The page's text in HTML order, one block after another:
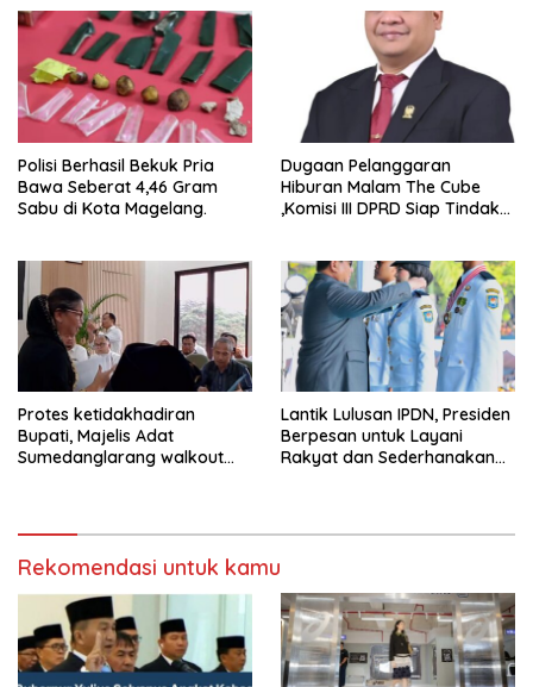
Polisi Berhasil Bekuk Pria
Bawa Seberat 4,46 Gram
Sabu di Kota Magelang.
Dugaan Pelanggaran
Hiburan Malam The Cube
,Komisi III DPRD Siap Tindak
Protes ketidakhadiran
Bupati, Majelis Adat
Sumedanglarang walkout
Lantik Lulusan IPDN, Presiden
Berpesan untuk Layani
Rakyat dan Sederhanakan
Rekomendasi untuk kamu